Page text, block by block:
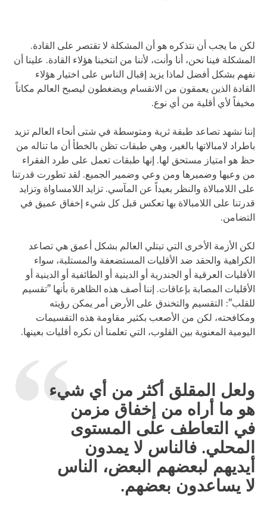
لكن ما يجب أن نتذكره هو أن المشكلة لا تقتصر على القادة.
المشكلة فينا نحن، أنا وأنت، لأننا من انتخبنا هؤلاء القادة. علينا أن
نفهم بشكل أفضل لماذا يزيد إقبال الناس على اختيار هؤلاء
القادة الذين يعمقون من الانقسام ويضغطون ليصبح العالم مكاناً
مخيفاً لأي أقلية من أي نوع.
إننا نشهد تصاعد طبقة ثرية ومتوسطة في شتى أنحاء العالم تزيد
باطراد لامبالاتها بالغير، وهي طبقات تظن بالخطأ أن ما تناله من
حظ هو امتياز مستحق لها. إنها طبقات تعمل على طرد الفقراء
من وعيها وضميرها ومن وعي وضمير الجميع. لقد تطورت قدرتنا
على اللامبالاة والنظر بعيداً عن المآسي. تزايد اللامساواة وتزايد
قدرتنا على اللامبالاة بها تعكس قبل كل شيء إخفاق عميق في
التضامن.
لكن الأزمة الأخرى التي تبتلي العالم بشكل أعمق هي تصاعد
الكراهية والحقد ضد الأقليات المستضعفة والمستلبة، سواء
الأقليات العرقية أو الجندرية أو الدينية أو الطائفية أو الدينية أو
الأقليات المصابة بإعاقات. إننا أصف هذه الظاهرة بأنها "تقسيم
للقلب": التقسيم والتخندق على الأرض أمر يمكن رؤيته
ومكافحته، لكن من الأصعب بكثير مقاومة هذه التقسيمات
اليومية المعنوية بين القلوب، التي تعلمنا أن نكره أقليات بعينها.
ولعل المقلق أكثر من أي شيء
هو ما أراه من إخفاق مزمن
في التعاطف على المستوى
المحلي. فالناس لا يمدون
أيديهم لبعضهم البعض، الناس
لا يساعدون بعضهم.